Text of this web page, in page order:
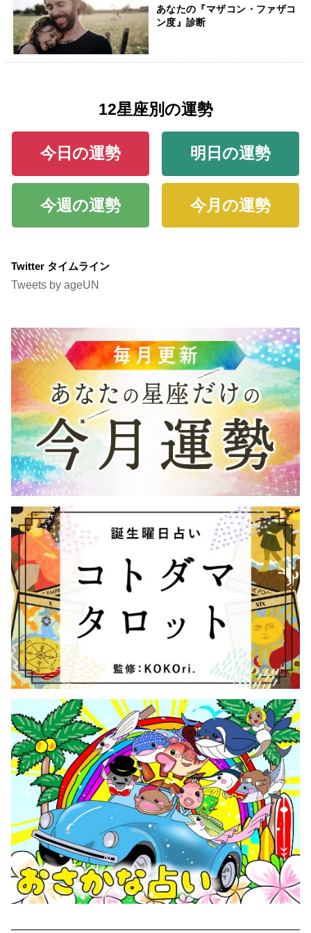
あなたの『マザコン・ファザコ
ン度』診断
12星座別の運勢
今日の運勢 明日の運勢
今週の運勢 今月の運勢
Twitter タイムライン
Tweets by ageUN